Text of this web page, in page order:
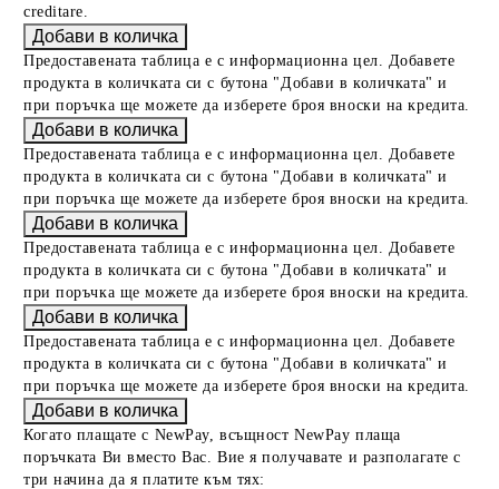
creditare.
Предоставената таблица е с информационна цел. Добавете
продукта в количката си с бутона "Добави в количката" и
при поръчка ще можете да изберете броя вноски на кредита.
Предоставената таблица е с информационна цел. Добавете
продукта в количката си с бутона "Добави в количката" и
при поръчка ще можете да изберете броя вноски на кредита.
Предоставената таблица е с информационна цел. Добавете
продукта в количката си с бутона "Добави в количката" и
при поръчка ще можете да изберете броя вноски на кредита.
Предоставената таблица е с информационна цел. Добавете
продукта в количката си с бутона "Добави в количката" и
при поръчка ще можете да изберете броя вноски на кредита.
Когато плащате с NewPay, всъщност NewPay плаща
поръчката Ви вместо Вас. Вие я получавате и разполагате с
три начина да я платите към тях: